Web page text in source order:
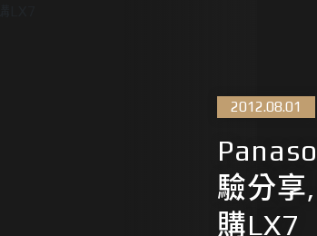
2012.08.01
驗分
購LX7